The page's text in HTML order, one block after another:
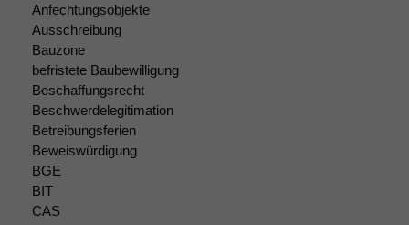
Anfechtungsobjekte
Ausschreibung
Bauzone
befristete Baubewilligung
Beschaffungsrecht
Beschwerdelegitimation
Betreibungsferien
Beweiswürdigung
BGE
BIT
CAS